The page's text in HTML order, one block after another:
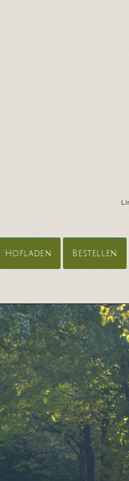
Hofladen Bestellen